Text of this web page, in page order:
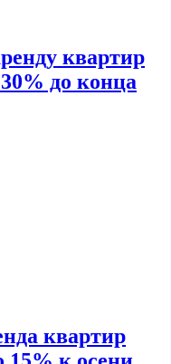
квартир
до конца
квартир